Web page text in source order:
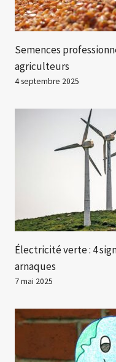
Semences
agriculteurs
4 septembre 2025
Électricité verte : 4
arnaques
7 mai 2025